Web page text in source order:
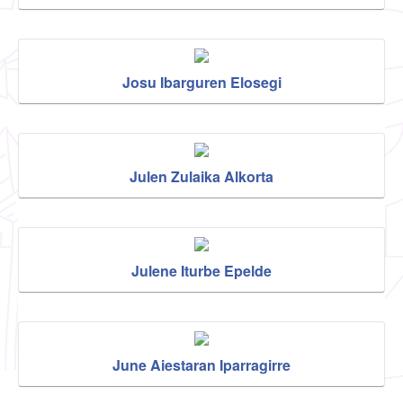
Josu Ibarguren Elosegi
Julen Zulaika Alkorta
Julene Iturbe Epelde
June Aiestaran Iparragirre